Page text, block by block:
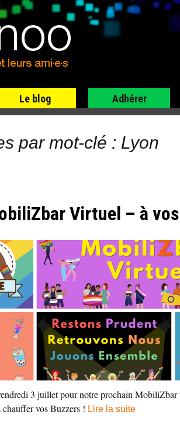
Le blog Adhérer
par mot-clé : Lyon
Virtuel – à
3 juillet pour notre prochain
vos Buzzers ! Lire la suite